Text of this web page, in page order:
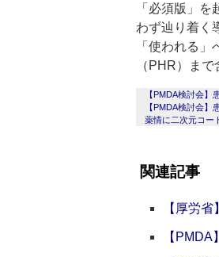
「必須版」
わず辿り着く
「使われる
（PHR）ま
【PMDA検討会】
【PMDA検討会】
薬情に二次元コー
関連記事
【厚労
【